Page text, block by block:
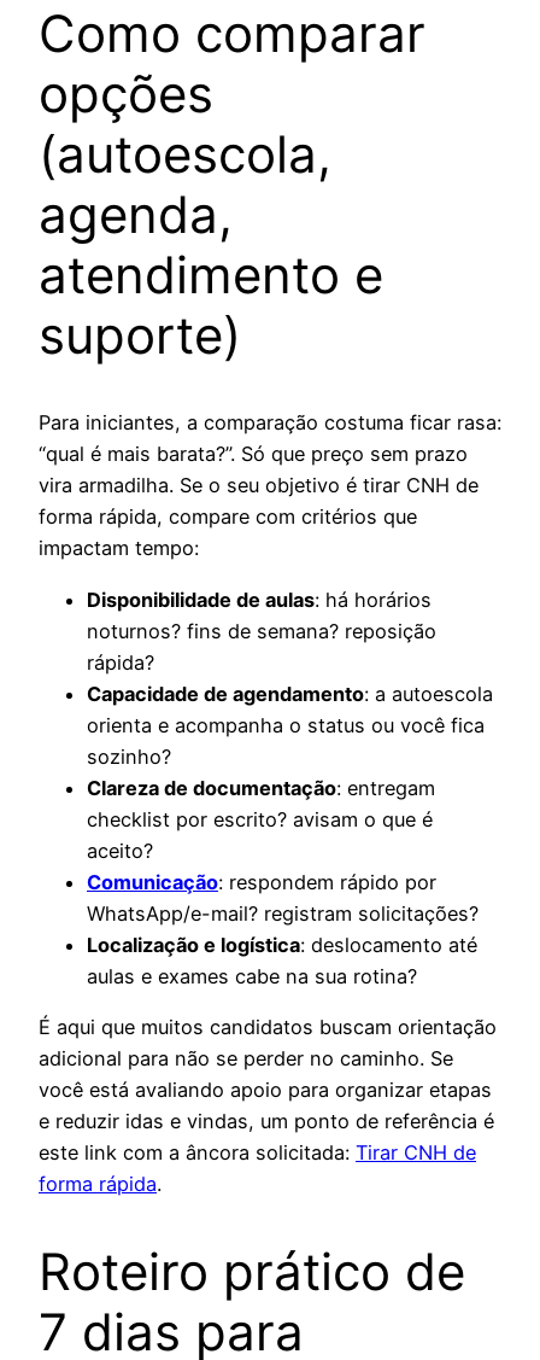
Como comparar
opções
(autoescola,
agenda,
atendimento e
suporte)
Para iniciantes, a comparação costuma ficar rasa:
“qual é mais barata?”. Só que preço sem prazo
vira armadilha. Se o seu objetivo é tirar CNH de
forma rápida, compare com critérios que
impactam tempo:
Disponibilidade de aulas: há horários
noturnos? fins de semana? reposição
rápida?
Capacidade de agendamento: a autoescola
orienta e acompanha o status ou você fica
sozinho?
Clareza de documentação: entregam
checklist por escrito? avisam o que é
aceito?
Comunicação: respondem rápido por
WhatsApp/e-mail? registram solicitações?
Localização e logística: deslocamento até
aulas e exames cabe na sua rotina?
É aqui que muitos candidatos buscam orientação
adicional para não se perder no caminho. Se
você está avaliando apoio para organizar etapas
e reduzir idas e vindas, um ponto de referência é
este link com a âncora solicitada: Tirar CNH de
forma rápida.
Roteiro prático de
7 dias para